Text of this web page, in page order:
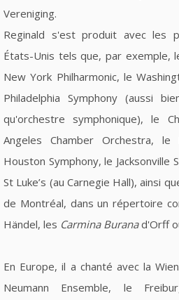
Vereniging.
Reginald s'est produit avec les
États-Unis tels que, par exemple,
New York Philharmonic, le
Philadelphia Symphony (aussi
qu'orchestre symphonique), le
Angeles Chamber Orchestra, le
Houston Symphony, le
St Luke’s (au Carnegie Hall), ainsi
de Montréal, dans un répertoire
Händel, les Carmina Buranad'Orff
En Europe, il a chanté avec la
Neumann Ensemble, le